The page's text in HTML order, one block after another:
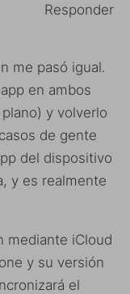
me pasó igual.
en ambos
y volverlo
de gente
del dispositivo
y es realmente
mediante iCloud
y su versión
el
Responder